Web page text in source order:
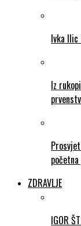
Ivka Ilic
Iz
ZDRAVLJE
IGOR